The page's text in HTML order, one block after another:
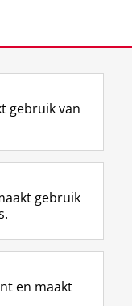
R
S
-
f
e
R
I
n
t
r
m
Y
o
T
e
k
gebruik van
gebruik
en maakt